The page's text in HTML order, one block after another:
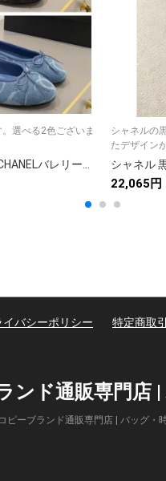
シャネルの
たデザイン
22,065円
イバシーポリシー 特定商取
ンド通販専門店
ピーブランド通販専門店 | バッグ・